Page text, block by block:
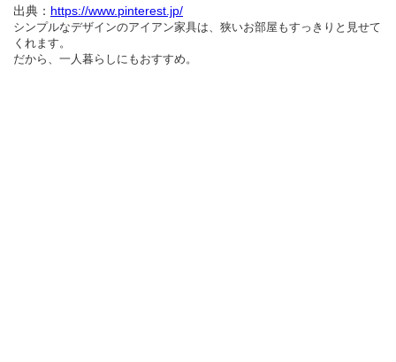
出典： https://www.pinterest.jp/
シンプルなデザインのアイアン家具は、狭いお部屋もすっきりと見せて
くれます。
だから、一人暮らしにもおすすめ。